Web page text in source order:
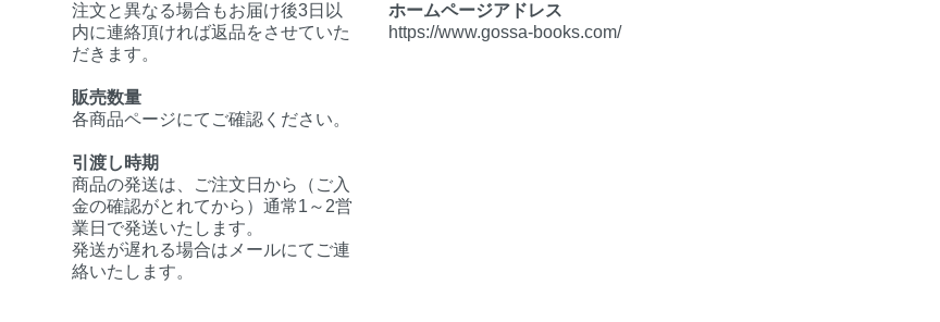
注文と異なる場合もお届け後3日以
内に連絡頂ければ返品をさせていた
だきます。
販売数量
各商品ページにてご確認ください。
引渡し時期
商品の発送は、ご注文日から（ご入
金の確認がとれてから）通常1～2営
業日で発送いたします。
発送が遅れる場合はメールにてご連
絡いたします。
ホームページアドレス
https://www.gossa-books.com/